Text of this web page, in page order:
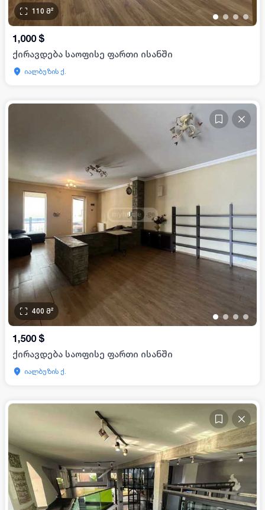
•• ••
110 მ²
1,000 $
ქირავდება საოფისე ფართი ისანში
იალბუზის ქ.
• • • •
400 მ²
1,500 $
ქირავდება საოფისე ფართი ისანში
იალბუზის ქ.